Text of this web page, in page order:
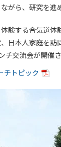
がら、研究を
験する合気道
日本人家庭を
交流会が開催さ
チトピック